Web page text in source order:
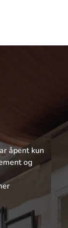
åpent kun
og